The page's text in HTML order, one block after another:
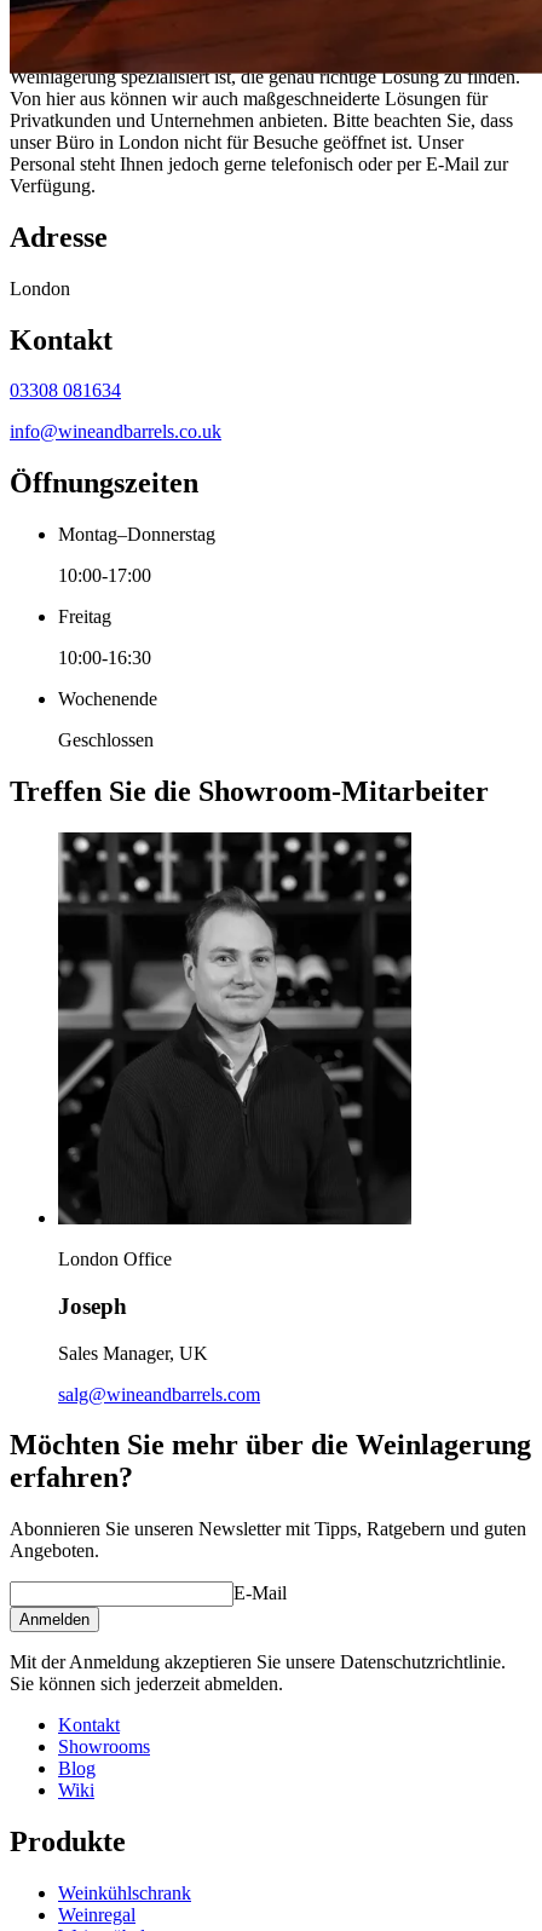
Unser Büro in London ist ein wichtiger Teil unserer englischen
Website. Von hier aus hilft Ihnen unser Personal, das auf
Weinlagerung spezialisiert ist, die genau richtige Lösung zu finden.
Von hier aus können wir auch maßgeschneiderte Lösungen für
Privatkunden und Unternehmen anbieten. Bitte beachten Sie, dass
unser Büro in London nicht für Besuche geöffnet ist. Unser
Personal steht Ihnen jedoch gerne telefonisch oder per E-Mail zur
Verfügung.
Adresse
London
Kontakt
03308 081634
info@wineandbarrels.co.uk
Öffnungszeiten
Montag–Donnerstag
10:00-17:00
Freitag
10:00-16:30
Wochenende
Geschlossen
Treffen Sie die Showroom-Mitarbeiter
London Office
Joseph
Sales Manager, UK
salg@wineandbarrels.com
Möchten Sie mehr über die Weinlagerung
erfahren?
Abonnieren Sie unseren Newsletter mit Tipps, Ratgebern und guten
Angeboten.
E-Mail
Anmelden
Mit der Anmeldung akzeptieren Sie unsere Datenschutzrichtlinie.
Sie können sich jederzeit abmelden.
Kontakt
Showrooms
Blog
Wiki
Produkte
Weinkühlschrank
Weinregal